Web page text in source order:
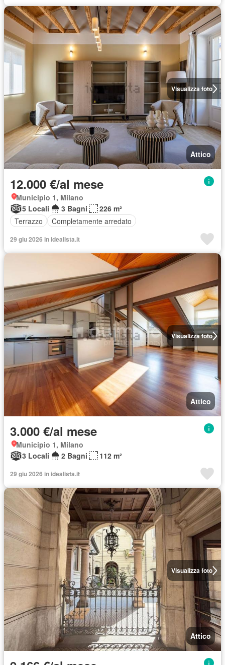
Visualizza foto
Attico
12.000 €/al mese
Municipio 1, Milano
5 Locali
3 Bagni
226 m²
Terrazzo
Completamente arredato
29 giu 2026 in idealista.it
Visualizza foto
Attico
3.000 €/al mese
Municipio 1, Milano
3 Locali
2 Bagni 112 m²
29 giu 2026 in idealista.it
Visualizza foto
Attico